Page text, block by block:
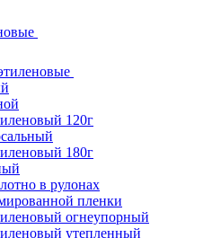
120г
180г
в рулонах
пленки
огнеупорный
утепленный